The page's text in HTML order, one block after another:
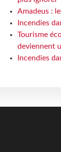
Amadeus :
Incendies
Tourisme
deviennent
Incendies